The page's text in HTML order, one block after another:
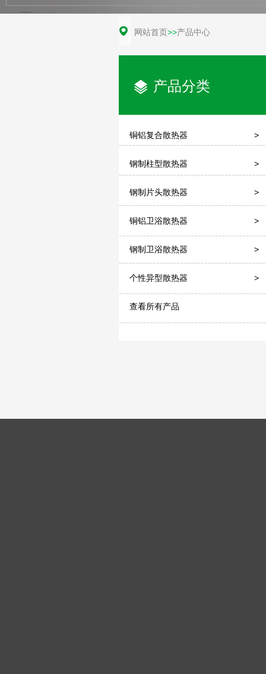
网站首页>>产品中心
产品分类
铜铝复合散热器 >
钢制柱型散热器 >
钢制片头散热器 >
铜铝卫浴散热器 >
钢制卫浴散热器 >
个性异型散热器 >
查看所有产品